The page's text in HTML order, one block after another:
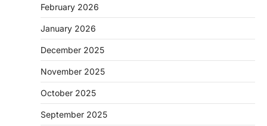
February 2026
January 2026
December 2025
November 2025
October 2025
September 2025